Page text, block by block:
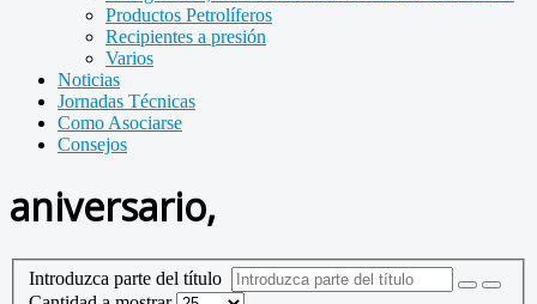
Productos Petrolíferos
Recipientes a presión
Varios
Noticias
Jornadas Técnicas
Como Asociarse
Consejos
aniversario,
Introduzca parte del título